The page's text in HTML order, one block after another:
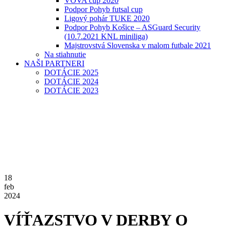
Podpor Pohyb futsal cup
Ligový pohár TUKE 2020
Podpor Pohyb Košice – ASGuard Security
(10.7.2021 KNL miniliga)
Majstrovstvá Slovenska v malom futbale 2021
Na stiahnutie
NAŠI PARTNERI
DOTÁCIE 2025
DOTÁCIE 2024
DOTÁCIE 2023
18
feb
2024
VÍŤAZSTVO V DERBY O